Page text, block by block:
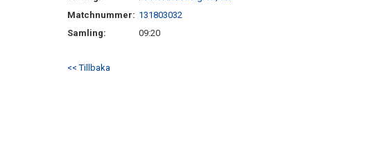
Matchnummer: 131803032
Samling:
09:20
<< Tillbaka